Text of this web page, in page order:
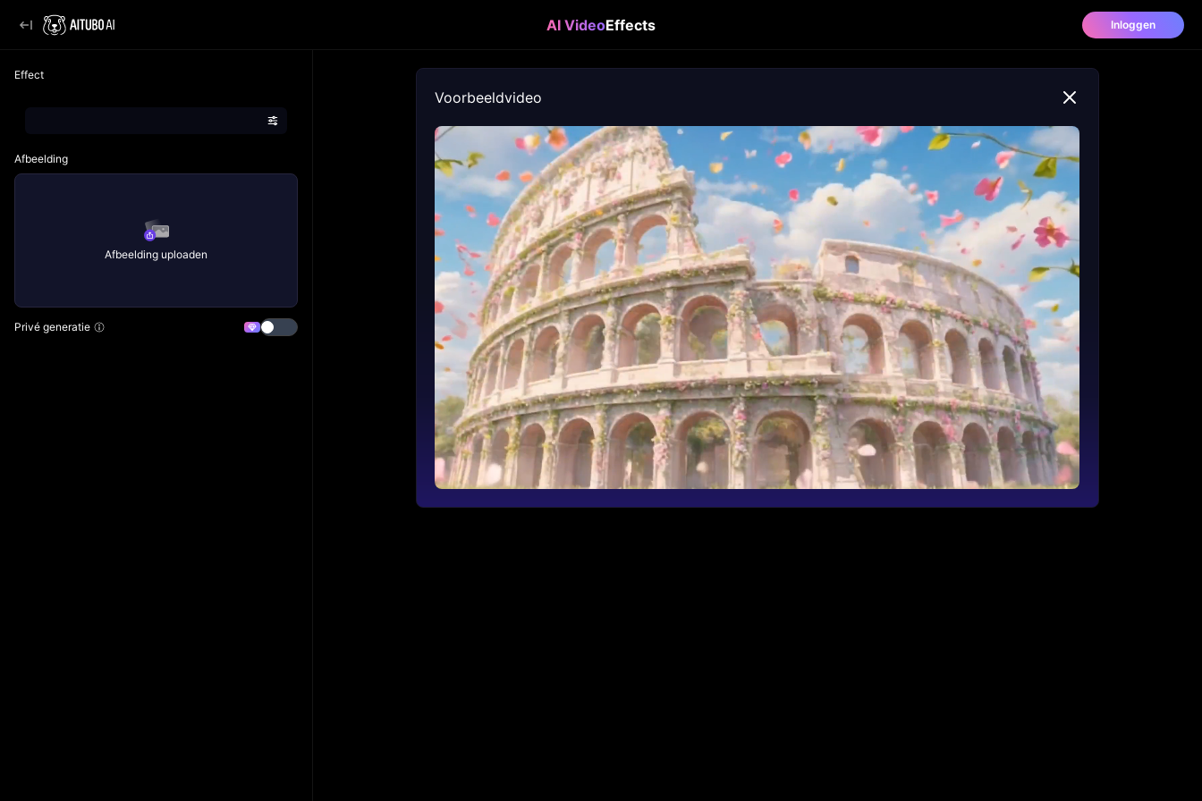
AI VideoEffects Inloggen
Effect
Afbeelding
Afbeelding uploaden
Privé generatie
Voorbeeldvideo